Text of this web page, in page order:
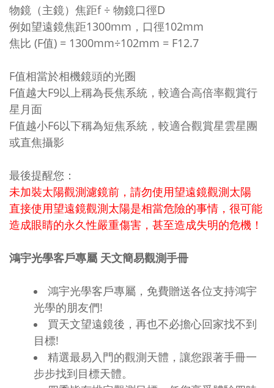
物鏡（主鏡）焦距f ÷ 物鏡口徑D
例如望遠鏡焦距1300mm，口徑102mm
焦比 (F值) = 1300mm÷102mm = F12.7
F值相當於相機鏡頭的光圈
F值越大F9以上稱為長焦系統，較適合高倍率觀賞行
星月面
F值越小F6以下稱為短焦系統，較適合觀賞星雲星團
或直焦攝影
最後提醒您：
未加裝太陽觀測濾鏡前，請勿使用望遠鏡觀測太陽
直接使用望遠鏡觀測太陽是相當危險的事情，很可能
造成眼睛的永久性嚴重傷害，甚至造成失明的危機！
鴻宇光學客戶專屬 天文簡易觀測手冊
鴻宇光學客戶專屬，免費贈送各位支持鴻宇
光學的朋友們!
買天文望遠鏡後，再也不必擔心回家找不到
目標!
精選最易入門的觀測天體，讓您跟著手冊一
步步找到目標天體。